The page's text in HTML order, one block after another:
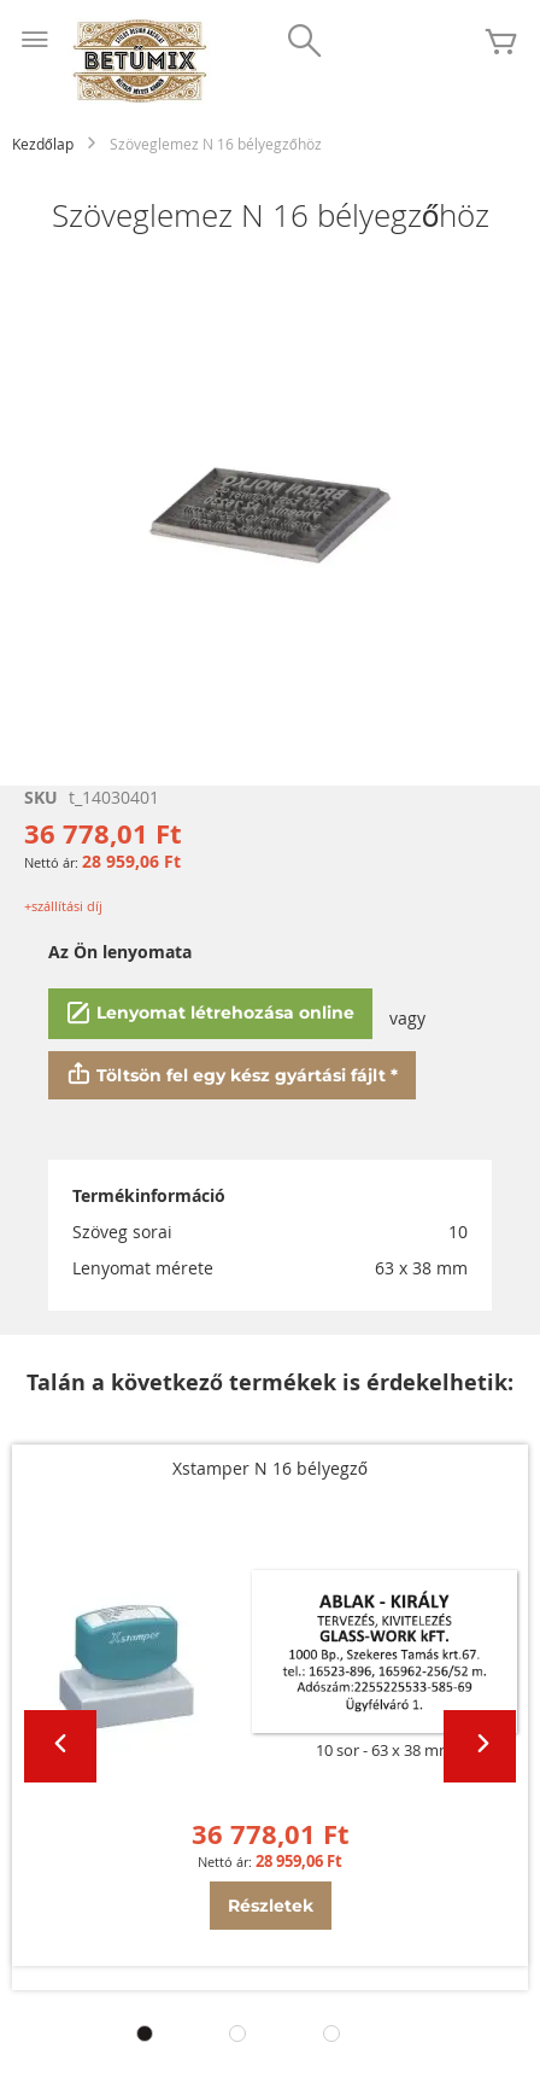
tartalomhoz
Kezdőlap Szöveglemez N 16 bélyegzőhöz
Szöveglemez N 16 bélyegzőhöz
Ugrás
képgaléria
elejére
SKU t_14030401
36 778,01 Ft
28 959,06 Ft
+szállítási díj
Az Ön lenyomata
Lenyomat létrehozása online vagy
Töltsön fel egy kész gyártási fájlt *
Termékinformáció
Szöveg sorai
10
Lenyomat mérete
63 x 38 mm
Talán a következő termékek is érdekelhetik:
Xstamper N 16 bélyegző
10 sor 63 x 38 mm
36 778,01 Ft
28 959,06 Ft
Részletek